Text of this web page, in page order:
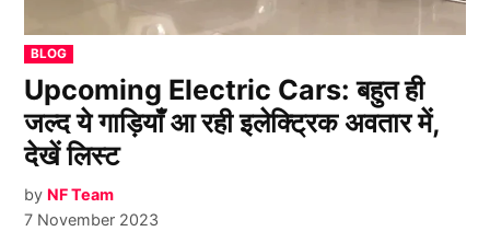
POSTED
IN
BLOG
Upcoming Electric Cars: बहुत ही
जल्द ये गाड़ियाँ आ रही इलेक्ट्रिक अवतार में,
देखें लिस्ट
by NF Team
7 November 2023